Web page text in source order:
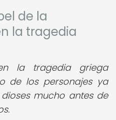
de la
la tragedia
la tragedia griega
de los personajes ya
mucho antes de